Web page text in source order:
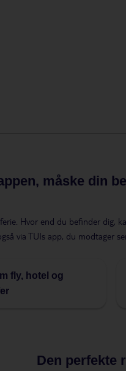
måske din
Hvor end du befinder dig,
via TUIs app, du modtager
fly, hotel og
Den perfekte